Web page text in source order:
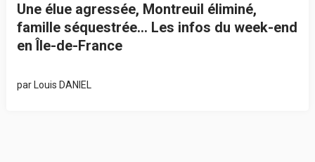
Une élue agressée, Montreuil éliminé,
famille séquestrée… Les infos du week-end
en Île-de-France
par Louis DANIEL